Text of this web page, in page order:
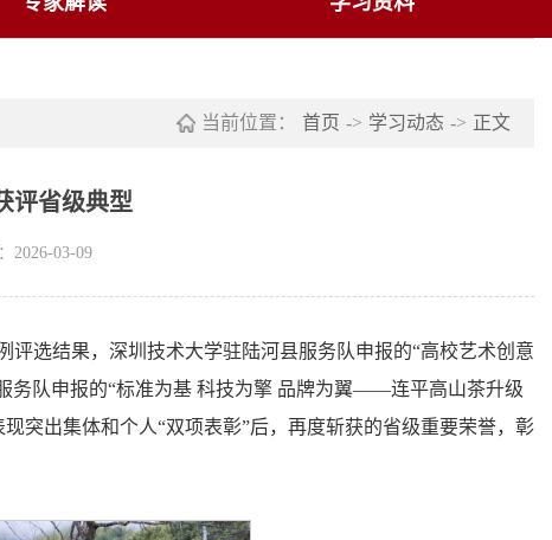
当前位置： 首页 -> 学习动态 -> 正文
评省级典型
2026-03-09
评选结果，深圳技术大学驻陆河县服务队申报的“高校艺术创意
务队申报的“标准为基 科技为擎 品牌为翼——连平高山茶升级
突出集体和个人“双项表彰”后，再度斩获的省级重要荣誉，彰